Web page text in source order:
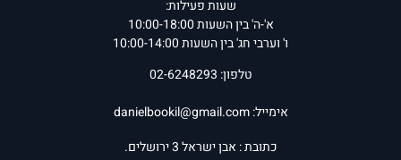
שעות פעילות:
א'-ה' בין השעות 10:00-18:00
ו' וערבי חג' בין השעות 10:00-14:00
טלפון: 02-6248293
אימייל:danielbookil@gmail.com
כתובת : אבן ישראל 3 ירושלים.